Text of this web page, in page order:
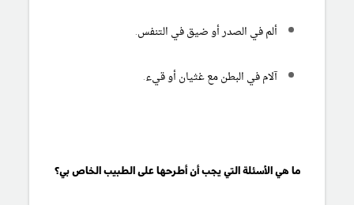
ألم في الصدر أو ضيق في التنفس.
آلام في البطن مع غثيان أو قيء.
ما هي الأسئلة التي يجب أن أطرحها على الطبيب الخاص بي؟